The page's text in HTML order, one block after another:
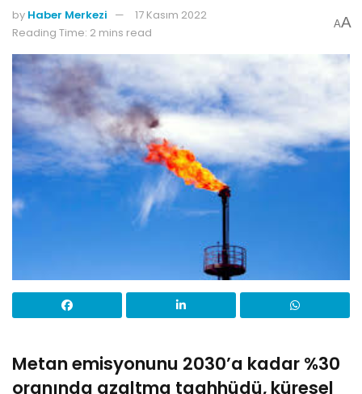
by Haber Merkezi
17 Kasım 2022
Reading Time: 2 mins read
AA
Metan emisyonunu 2030’a kadar %30
oranında azaltma taahhüdü, küresel